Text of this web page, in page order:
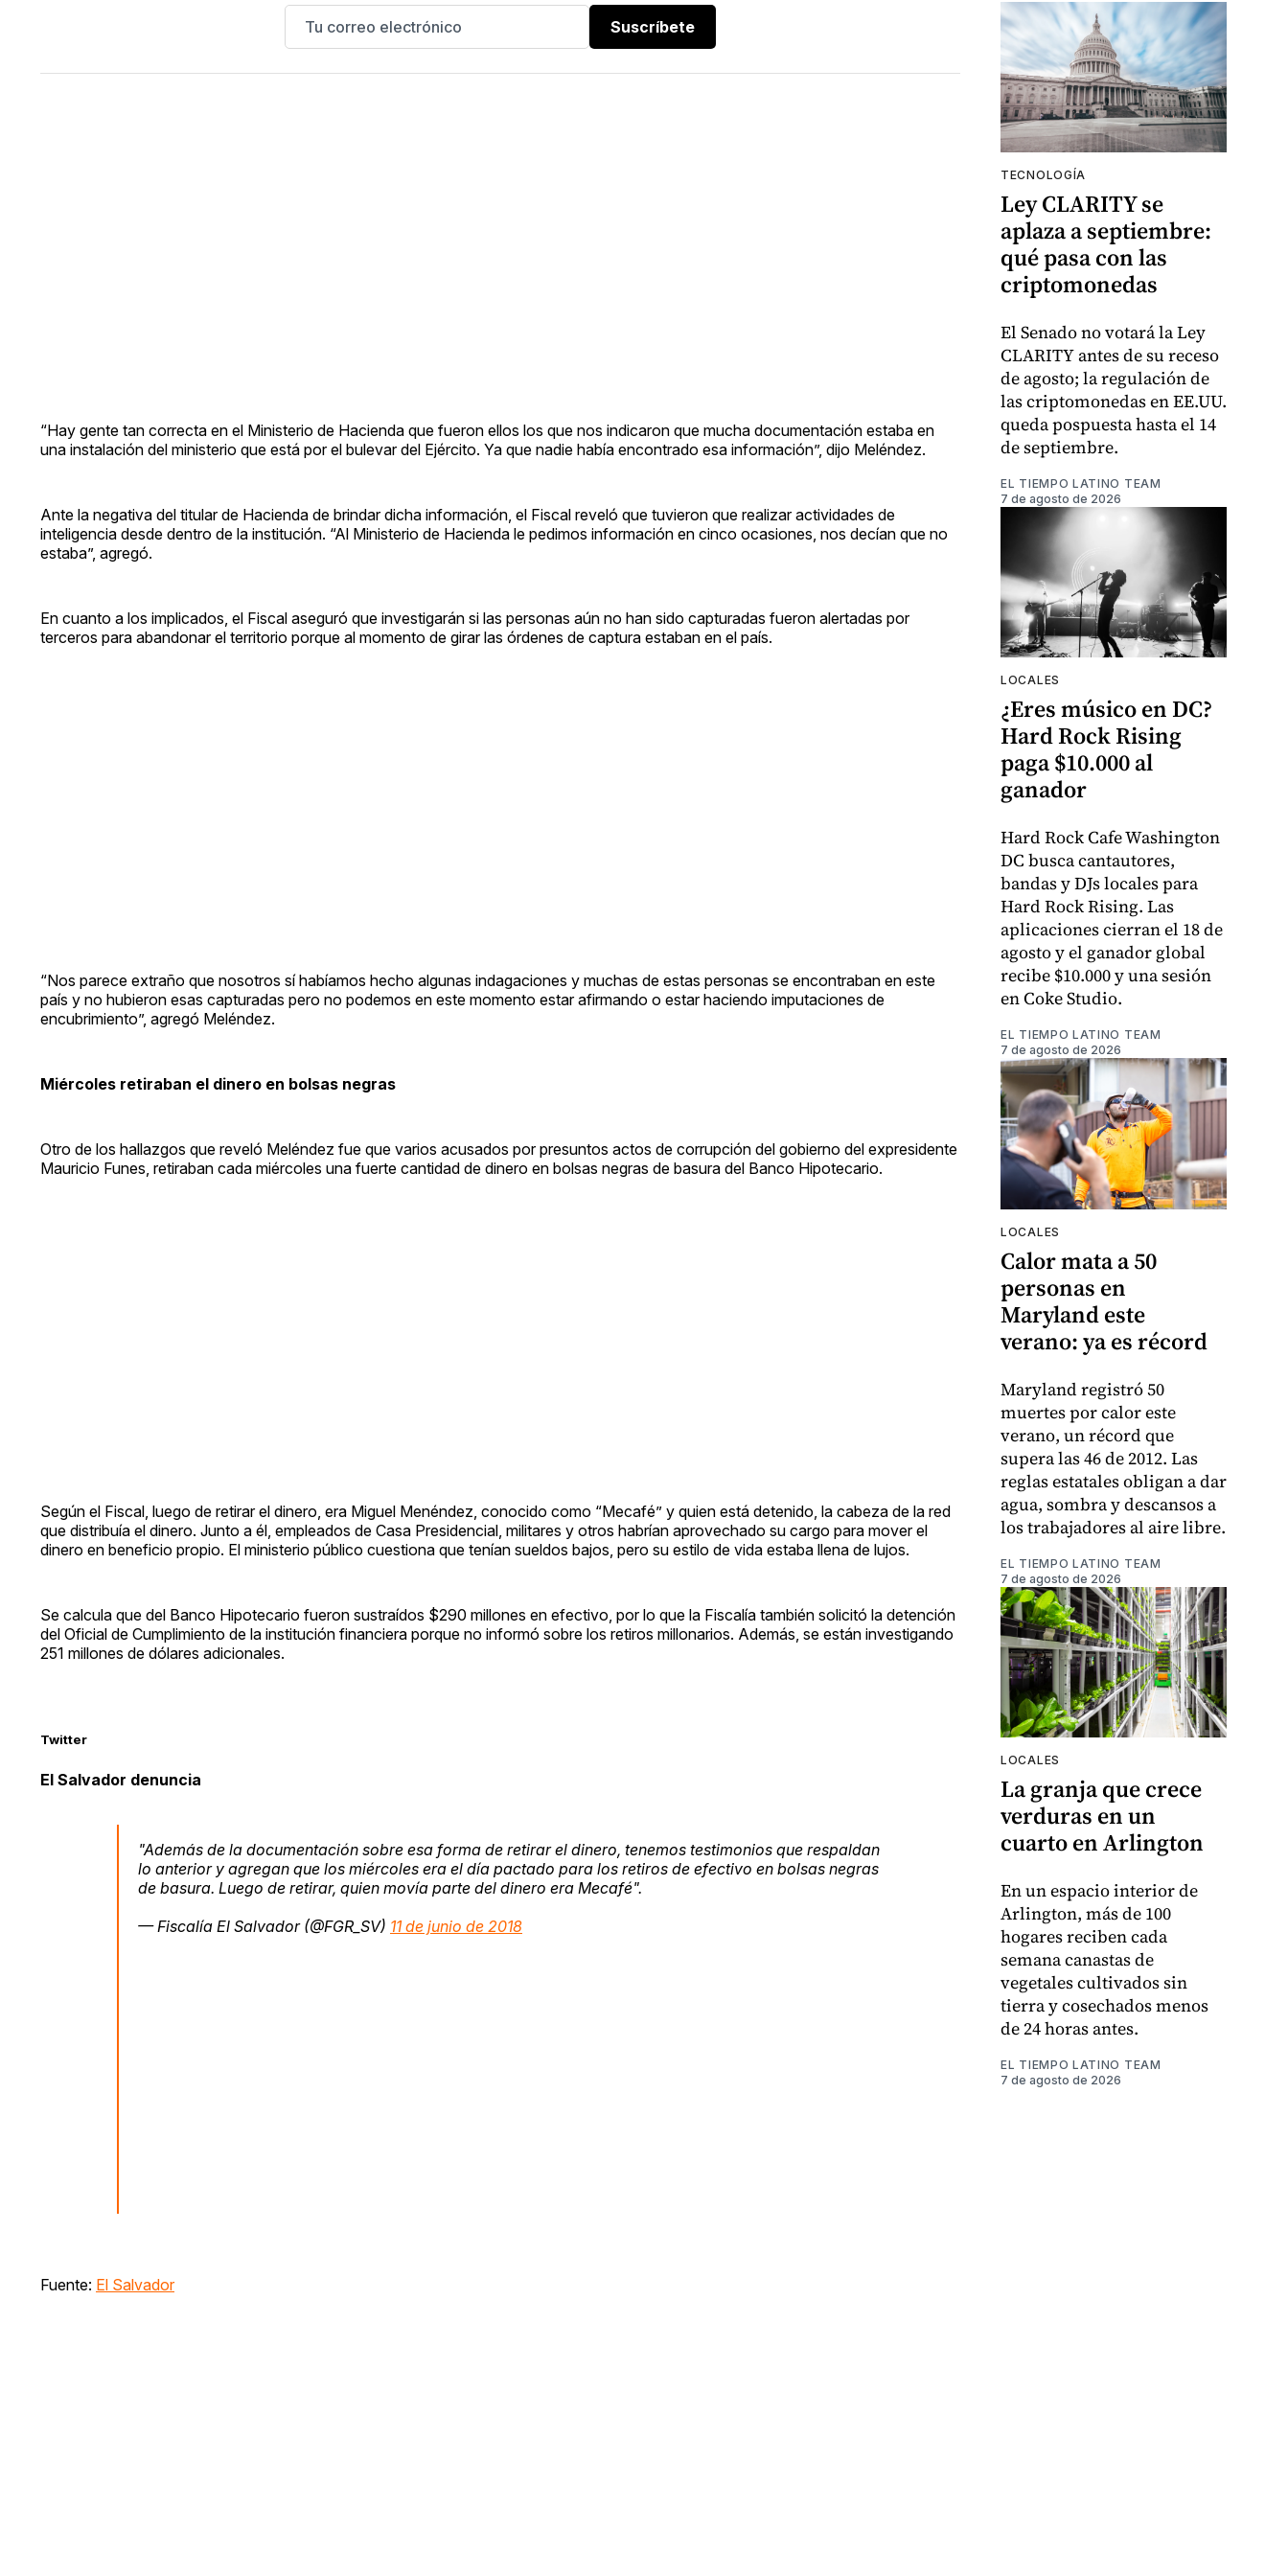
Suscríbete
“Hay gente tan correcta en el Ministerio de Hacienda que fueron ellos los que nos indicaron que mucha documentación estaba en
una instalación del ministerio que está por el bulevar del Ejército. Ya que nadie había encontrado esa información”, dijo Meléndez.
Ante la negativa del titular de Hacienda de brindar dicha información, el Fiscal reveló que tuvieron que realizar actividades de
inteligencia desde dentro de la institución. “Al Ministerio de Hacienda le pedimos información en cinco ocasiones, nos decían que no
estaba”, agregó.
En cuanto a los implicados, el Fiscal aseguró que investigarán si las personas aún no han sido capturadas fueron alertadas por
terceros para abandonar el territorio porque al momento de girar las órdenes de captura estaban en el país.
“Nos parece extraño que nosotros sí habíamos hecho algunas indagaciones y muchas de estas personas se encontraban en este
país y no hubieron esas capturadas pero no podemos en este momento estar afirmando o estar haciendo imputaciones de
encubrimiento”, agregó Meléndez.
Miércoles retiraban el dinero en bolsas negras
Otro de los hallazgos que reveló Meléndez fue que varios acusados por presuntos actos de corrupción del gobierno del expresidente
Mauricio Funes, retiraban cada miércoles una fuerte cantidad de dinero en bolsas negras de basura del Banco Hipotecario.
Según el Fiscal, luego de retirar el dinero, era Miguel Menéndez, conocido como “Mecafé” y quien está detenido, la cabeza de la red
que distribuía el dinero. Junto a él, empleados de Casa Presidencial, militares y otros habrían aprovechado su cargo para mover el
dinero en beneficio propio. El ministerio público cuestiona que tenían sueldos bajos, pero su estilo de vida estaba llena de lujos.
Se calcula que del Banco Hipotecario fueron sustraídos $290 millones en efectivo, por lo que la Fiscalía también solicitó la detención
del Oficial de Cumplimiento de la institución financiera porque no informó sobre los retiros millonarios. Además, se están investigando
251 millones de dólares adicionales.
Twitter
El Salvador denuncia
"Además de la documentación sobre esa forma de retirar el dinero, tenemos testimonios que respaldan
lo anterior y agregan que los miércoles era el día pactado para los retiros de efectivo en bolsas negras
de basura. Luego de retirar, quien movía parte del dinero era Mecafé".
— Fiscalía El Salvador (@FGR_SV) 11 de junio de 2018
Fuente: El Salvador
TECNOLOGÍA
Ley CLARITY se
aplaza a septiembre:
qué pasa con las
criptomonedas
El Senado no votará la Ley
CLARITY antes de su receso
de agosto; la regulación de
las criptomonedas en EE.UU.
queda pospuesta hasta el 14
de septiembre.
EL TIEMPO LATINO TEAM
7 de agosto de 2026
LOCALES
¿Eres músico en DC?
Hard Rock Rising
paga $10.000 al
ganador
Hard Rock Cafe Washington
DC busca cantautores,
bandas y DJs locales para
Hard Rock Rising. Las
aplicaciones cierran el 18 de
agosto y el ganador global
recibe $10.000 y una sesión
en Coke Studio.
EL TIEMPO LATINO TEAM
7 de agosto de 2026
LOCALES
Calor mata a 50
personas en
Maryland este
verano: ya es récord
Maryland registró 50
muertes por calor este
verano, un récord que
supera las 46 de 2012. Las
reglas estatales obligan a dar
agua, sombra y descansos a
los trabajadores al aire libre.
EL TIEMPO LATINO TEAM
7 de agosto de 2026
LOCALES
La granja que crece
verduras en un
cuarto en Arlington
En un espacio interior de
Arlington, más de 100
hogares reciben cada
semana canastas de
vegetales cultivados sin
tierra y cosechados menos
de 24 horas antes.
EL TIEMPO LATINO TEAM
7 de agosto de 2026